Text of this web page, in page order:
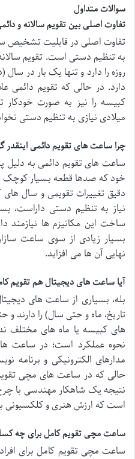
سوالات متداول
تفاوت اصلی بین تقویم سالانه و
تفاوت اصلی در قابلیت تشخیص
روزه را دارد و تنها یک بار در سال
دارد. در حالی که تقویم دائمی
میلادی نیازی به تنظیم دستی
چرا ساعت های تقویم دائمی اینقدر
ساعت های تقویم دائمی به دلیل
خود که صدها قطعه بسیار کوچک
دقیق تغییرات تقویمی و سال
نیاز به تنظیم دستی داراست،
ساخت این مکانیزم ها نیازمند
بسیار زیادی از سوی ساعت
نهایی آن ها می افزاید.
آیا ساعت های دیجیتال هم تقویم
بله، بسیاری از ساعت های
تاریخ، ماه و حتی سال) را دارند
های کبیسه یا ماه های مختلف
نحوه عملکرد است؛ در ساعت
مدارهای الکترونیکی و برنامه
حالی که در ساعت های مچی
نتیجه یک شاهکار مهندسی با
است که ارزش هنری و کلکسیونی
ساعت مچی تقویم کامل برای چه
ساعت مچی تقویم کامل برای